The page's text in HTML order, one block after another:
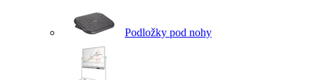
Podložky pod nohy